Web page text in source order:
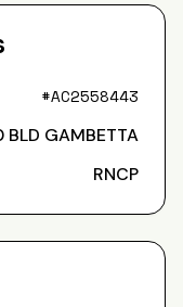
#AC2558443
BLD GAMBETTA
RNCP